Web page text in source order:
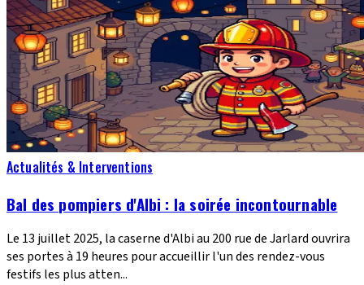
Actualités & Interventions
Bal des pompiers d'Albi : la soirée incontournable
Le 13 juillet 2025, la caserne d'Albi au 200 rue de Jarlard ouvrira
ses portes à 19 heures pour accueillir l'un des rendez-vous
festifs les plus atten...